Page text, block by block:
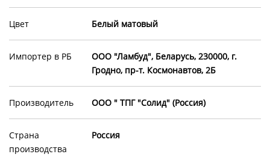
Цвет Белый матовый
Импортер в РБ
ООО "Ламбуд", Беларусь, 230000, г.
Гродно, пр-т. Космонавтов, 2Б
Производитель ООО " ТПГ "Солид" (Россия)
Страна
производства
Россия